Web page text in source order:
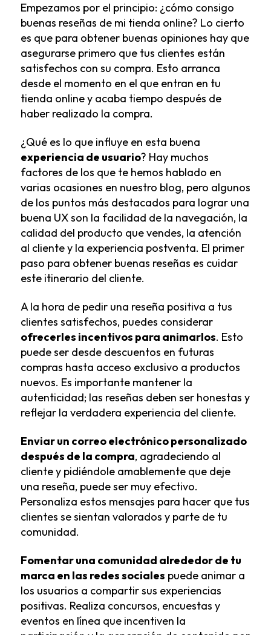
Empezamos por el principio: ¿cómo consigo
buenas reseñas de mi tienda online? Lo cierto
es que para obtener buenas opiniones hay que
asegurarse primero que tus clientes están
satisfechos con su compra. Esto arranca
desde el momento en el que entran en tu
tienda online y acaba tiempo después de
haber realizado la compra.
¿Qué es lo que influye en esta buena
experiencia de usuario? Hay muchos
factores de los que te hemos hablado en
varias ocasiones en nuestro blog, pero algunos
de los puntos más destacados para lograr una
buena UX son la facilidad de la navegación, la
calidad del producto que vendes, la atención
al cliente y la experiencia postventa. El primer
paso para obtener buenas reseñas es cuidar
este itinerario del cliente.
A la hora de pedir una reseña positiva a tus
clientes satisfechos, puedes considerar
ofrecerles incentivos para animarlos. Esto
puede ser desde descuentos en futuras
compras hasta acceso exclusivo a productos
nuevos. Es importante mantener la
autenticidad; las reseñas deben ser honestas y
reflejar la verdadera experiencia del cliente.
Enviar un correo electrónico personalizado
después de la compra, agradeciendo al
cliente y pidiéndole amablemente que deje
una reseña, puede ser muy efectivo.
Personaliza estos mensajes para hacer que tus
clientes se sientan valorados y parte de tu
comunidad.
Fomentar una comunidad alrededor de tu
marca en las redes sociales puede animar a
los usuarios a compartir sus experiencias
positivas. Realiza concursos, encuestas y
eventos en línea que incentiven la